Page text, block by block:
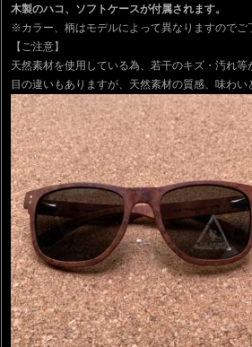
木製のハコ、ソフトケースが付属されます。
※カラー、柄はモデルによって異なりますのでご
【ご注意】
天然素材を使用している為、若干のキズ・汚れ
目の違いもありますが、天然素材の質感、味わい